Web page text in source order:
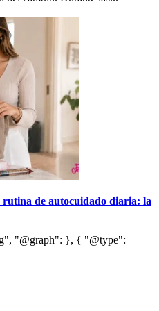
rutina de autocuidado diaria: la
"@graph": }, { "@type":